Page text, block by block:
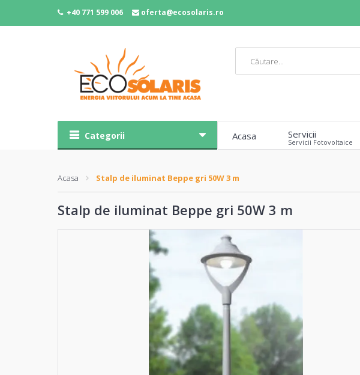
+40 771 599 006 oferta@ecosolaris.ro
Categorii Acasa Servicii
Servicii Fotovoltaice
Acasa Stalp de iluminat Beppe gri 50W 3 m
Stalp de iluminat Beppe gri 50W 3 m